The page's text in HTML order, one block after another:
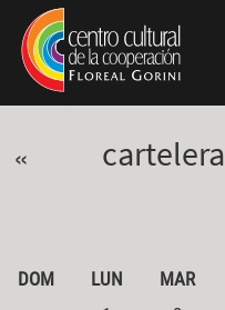
Pasar al contenido principal
Jump to main content
« cartelera
DOM LUN MAR